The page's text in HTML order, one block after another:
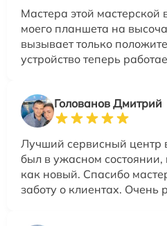
Мастера этой
моего планшета на
вызывает только
устройство теперь
Голованов Дмитрий
Лучший сервисный центр
был в ужасном состоянии,
как новый. Спасибо
заботу о клиентах. Очень